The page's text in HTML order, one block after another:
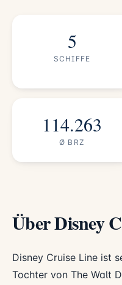
5
SCHIFFE
114.263
Ø BRZ
Über Disney
Disney Cruise Line ist
Tochter von The Walt